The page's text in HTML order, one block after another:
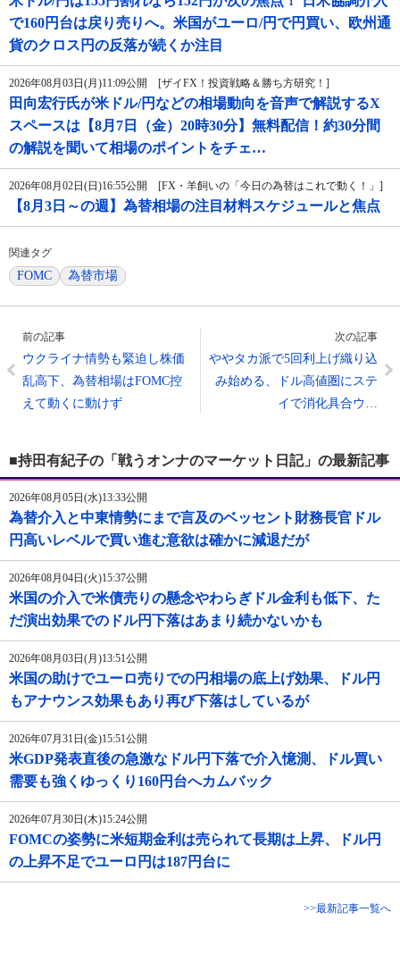
で160円台は戻り売りへ。米国がユーロ/円で円買い、欧州通
貨のクロス円の反落が続くか注目
2026年08月03日(月)11:09公開 [ザイFX！投資戦略＆勝ち方研究！]
田向宏行氏が米ドル/円などの相場動向を音声で解説するX
スペースは【8月7日（金）20時30分】無料配信！約30分間
の解説を聞いて相場のポイントをチェ…
2026年08月02日(日)16:55公開 [FX・羊飼いの「今日の為替はこれで動く！」]
【8月3日～の週】為替相場の注目材料スケジュールと焦点
関連タグ
FOMC 為替市場
前の記事
ウクライナ情勢も緊迫し株価
乱高下、為替相場はFOMC控
えて動くに動けず
次の記事
ややタカ派で5回利上げ織り込
み始める、ドル高値圏にステ
イで消化具合ウ…
■持田有紀子の「戦うオンナのマーケット日記」の最新記事
2026年08月05日(水)13:33公開
為替介入と中東情勢にまで言及のベッセント財務長官ドル
円高いレベルで買い進む意欲は確かに減退だが
2026年08月04日(火)15:37公開
米国の介入で米債売りの懸念やわらぎドル金利も低下、た
だ演出効果でのドル円下落はあまり続かないかも
2026年08月03日(月)13:51公開
米国の助けでユーロ売りでの円相場の底上げ効果、ドル円
もアナウンス効果もあり再び下落はしているが
2026年07月31日(金)15:51公開
米GDP発表直後の急激なドル円下落で介入憶測、ドル買い
需要も強くゆっくり160円台へカムバック
2026年07月30日(木)15:24公開
FOMCの姿勢に米短期金利は売られて長期は上昇、ドル円
の上昇不足でユーロ円は187円台に
>>最新記事一覧へ